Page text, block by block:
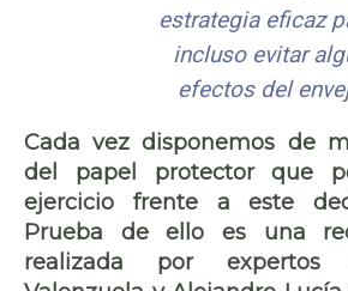
estrategia eficaz
incluso evitar
efectos del
Cada vez disponemos de
del papel protector que
ejercicio frente a este
Prueba de ello es una
realizada por expertos